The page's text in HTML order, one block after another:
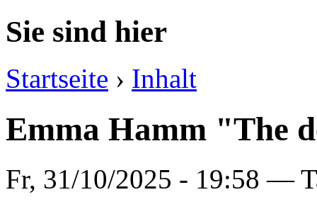
Sie sind hier
Startseite › Inhalt
Emma Hamm "The
Fr, 31/10/2025 - 19:58 —